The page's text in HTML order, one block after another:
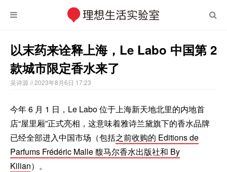
以末药来诠释上海，Le Labo 中国第 2
款城市限定香水来了
吴诗源 // 2023年8月6日 17:23
今年 6 月 1 日，Le Labo 位于上海新天地北里的内地首
店“屋里厢”正式亮相，这意味着雅诗兰黛旗下的香水品牌
已经全部进入中国市场（包括之前收购的 Editions de
Parfums Frédéric Malle 馥马尔香水出版社和 By
Kilian）。